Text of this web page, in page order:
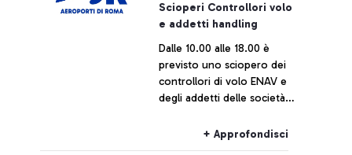
Scioperi Controllori volo
e addetti handling
Dalle 10.00 alle 18.00 è
previsto uno sciopero dei
controllori di volo ENAV e
degli addetti delle società
contattare la compagnia
aerea di riferimento per
+ Approfondisci